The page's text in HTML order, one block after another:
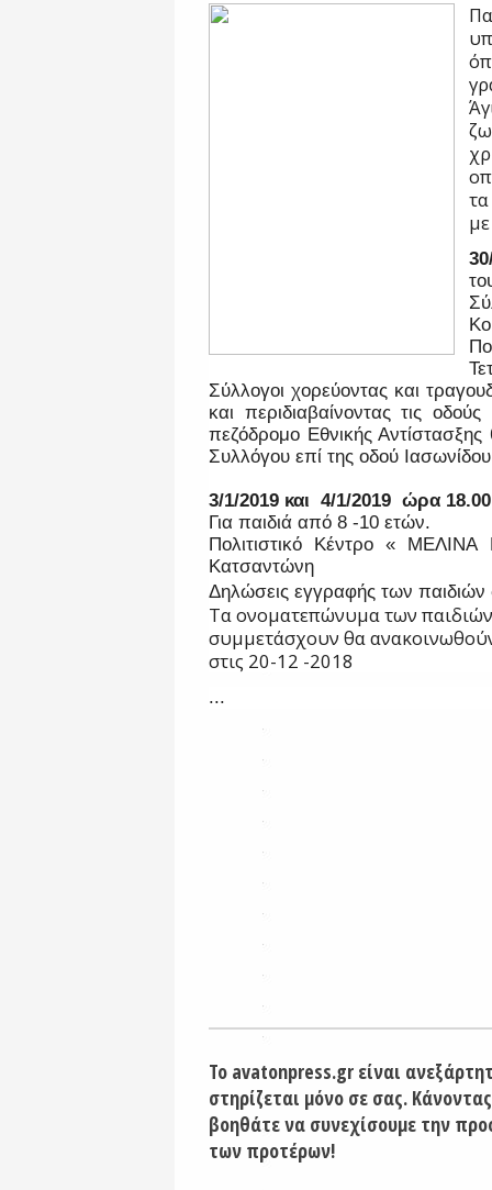
Σύλλογοι χορεύοντας και
και περιδιαβαίνοντας τις
πεζόδρομο Εθνικής
Συλλόγου επί της οδού
3/1/2019 και 4/1/2019 ώρα
Για παιδιά από 8 -10 ετών.
Πολιτιστικό Κέντρο «
Κατσαντώνη
Δηλώσεις εγγραφής των
Τα ονοματεπώνυμα των
συμμετάσχουν θα
στις 20-12 -2018
...
Το avatonpress.gr είναι
στηρίζεται μόνο σε σας.
βοηθάτε να συνεχίσουμε την
των προτέρων!